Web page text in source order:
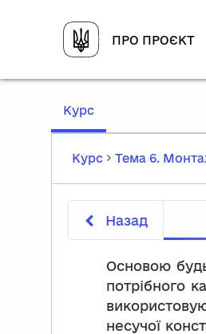
ПРО ПРОЄКТ
Курс,
Курс
Тема 6.
Назад
Основою
потрібного
несучої